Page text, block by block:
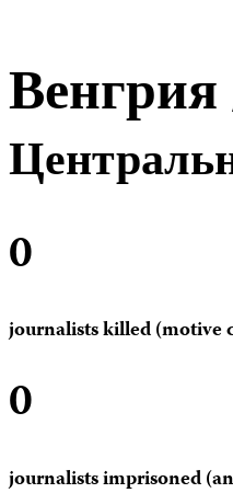
Венгрия
0
journalists killed (motive
0
journalists imprisoned